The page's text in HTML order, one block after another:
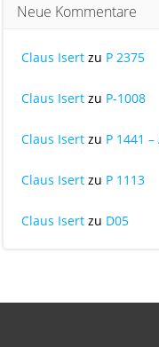
Neue Kommentare
Claus Isert zu P 2375
Claus Isert zu P-1008
Claus Isert zu P 1441
Claus Isert zu P 1113
Claus Isert zu D05